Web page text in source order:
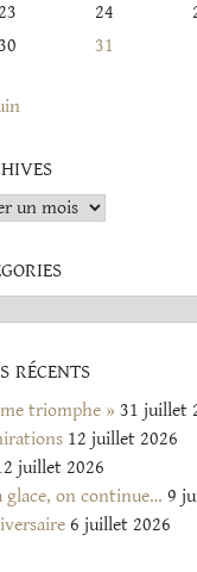
23 24
31
récents
triomphe » 31 juillet
12 juillet 2026
juillet 2026
glace, on continue… 9
6 juillet 2026